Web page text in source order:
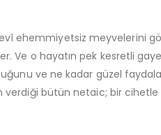
ehemmiyetsiz meyvelerini
Ve o hayatın pek kesretli
ve ne kadar güzel
verdiği bütün netaic; bir